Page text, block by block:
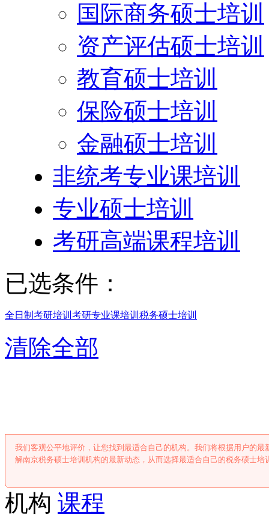
国际商务硕士培训
资产评估硕士培训
教育硕士培训
保险硕士培训
金融硕士培训
非统考专业课培训
专业硕士培训
考研高端课程培训
已选条件：
全日制考研培训 考研专业课培训 税务硕士培训
清除全部
我们客观公平地评价，让您找到最适合自己的机构。我们将根据用户的
解南京税务硕士培训机构的最新动态，从而选择最适合自己的税务硕士培
机构 课程